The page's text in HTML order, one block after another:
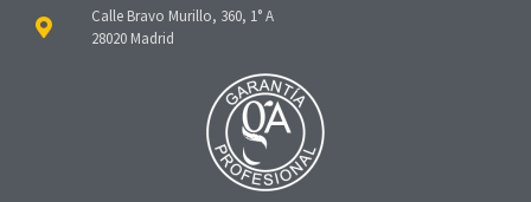
Calle Bravo Murillo, 360, 1° A
28020 Madrid